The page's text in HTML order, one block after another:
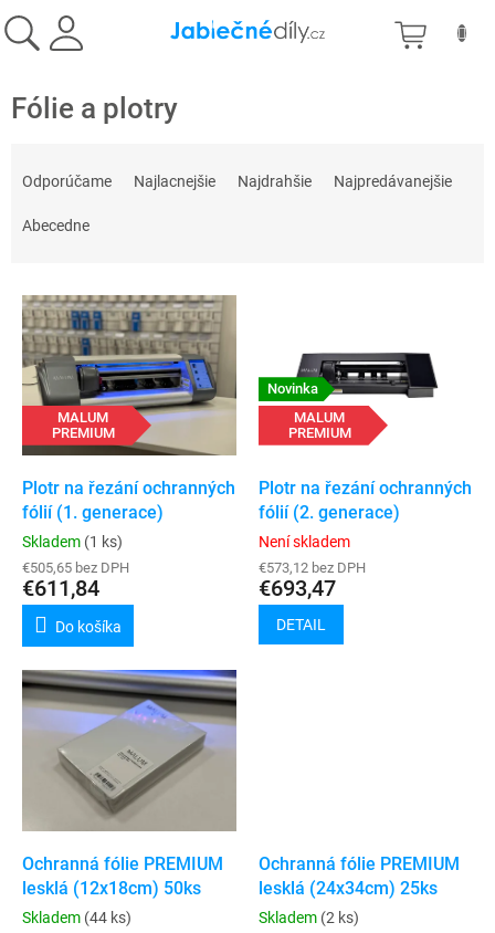
na
obsah
Fólie a plotry
Odporúčame Najlacnejšie Najdrahšie Najpredávanejšie
Abecedne
V
MALUM
PREMIUM
Plotr na řezání ochranných
fólií (1. generace)
Skladem (1 ks)
€505,65 bez DPH
€611,84
Do košíka
Novinka
MALUM
PREMIUM
Plotr na řezání ochranných
fólií (2. generace)
Není skladem
€573,12 bez DPH
€693,47
DETAIL
Ochranná fólie PREMIUM
lesklá (12x18cm) 50ks
Skladem (44 ks)
Ochranná fólie PREMIUM
lesklá (24x34cm) 25ks
Skladem (2 ks)